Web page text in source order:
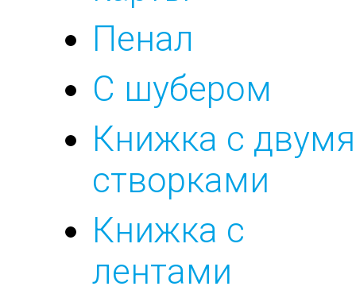
Пенал
С шубером
Книжка с двумя
створками
Книжка с
лентами